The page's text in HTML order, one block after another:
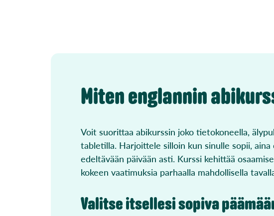
Miten englannin
Voit suorittaa abikurssin joko tietokoneella,
tabletilla. Harjoittele silloin kun sinulle sopii,
edeltävään päivään asti. Kurssi kehittää
kokeen vaatimuksia parhaalla mahdollisella
Valitse itsellesi sopiva